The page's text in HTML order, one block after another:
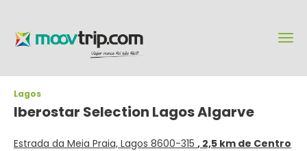
Lagos
Iberostar Selection Lagos Algarve
Estrada da Meia Praia, Lagos 8600-315 , 2,5 km de Centro